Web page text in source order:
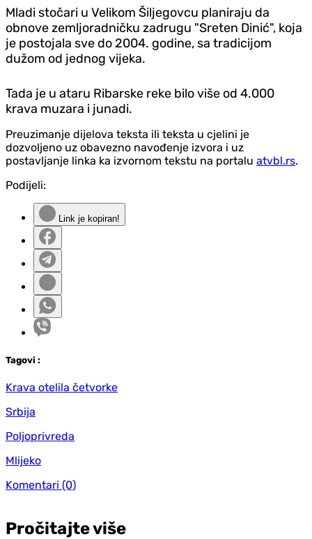
Mladi stočari u Velikom Šiljegovcu planiraju da
obnove zemljoradničku zadrugu "Sreten Dinić", koja
je postojala sve do 2004. godine, sa tradicijom
dužom od jednog vijeka.
Tada je u ataru Ribarske reke bilo više od 4.000
krava muzara i junadi.
Preuzimanje dijelova teksta ili teksta u cjelini je
dozvoljeno uz obavezno navođenje izvora i uz
postavljanje linka ka izvornom tekstu na portalu atvbl.rs.
Podijeli:
Link je kopiran!
Tagovi :
Krava otelila četvorke
Srbija
Poljoprivreda
Mlijeko
Komentari (0)
Pročitajte više